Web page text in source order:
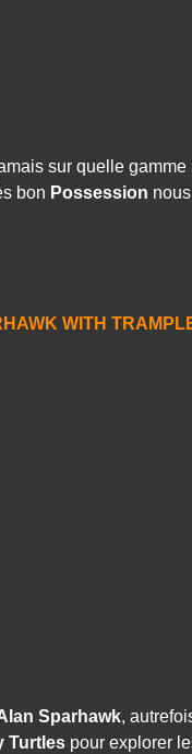
sur quelle
bon Possession
WITH
Sparhawk,
Turtles pour explorer